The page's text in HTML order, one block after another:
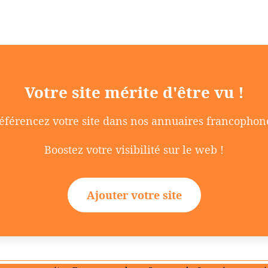
Votre site mérite d'être vu !
votre site dans nos annuaires
Boostez votre visibilité sur le web !
Ajouter votre site